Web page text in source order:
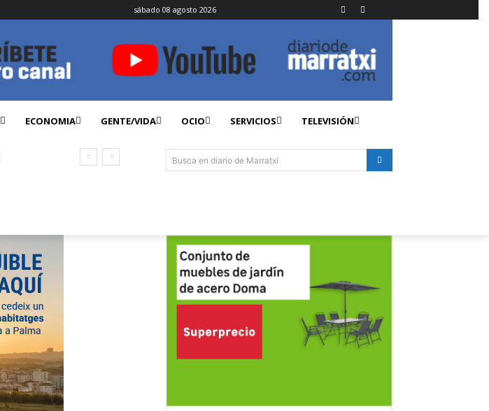
sábado 08 agosto 2026
ECONOMIA GENTE/VIDA OCIO SERVICIOS TELEVISIÓN
Busca en diario de Marratxí